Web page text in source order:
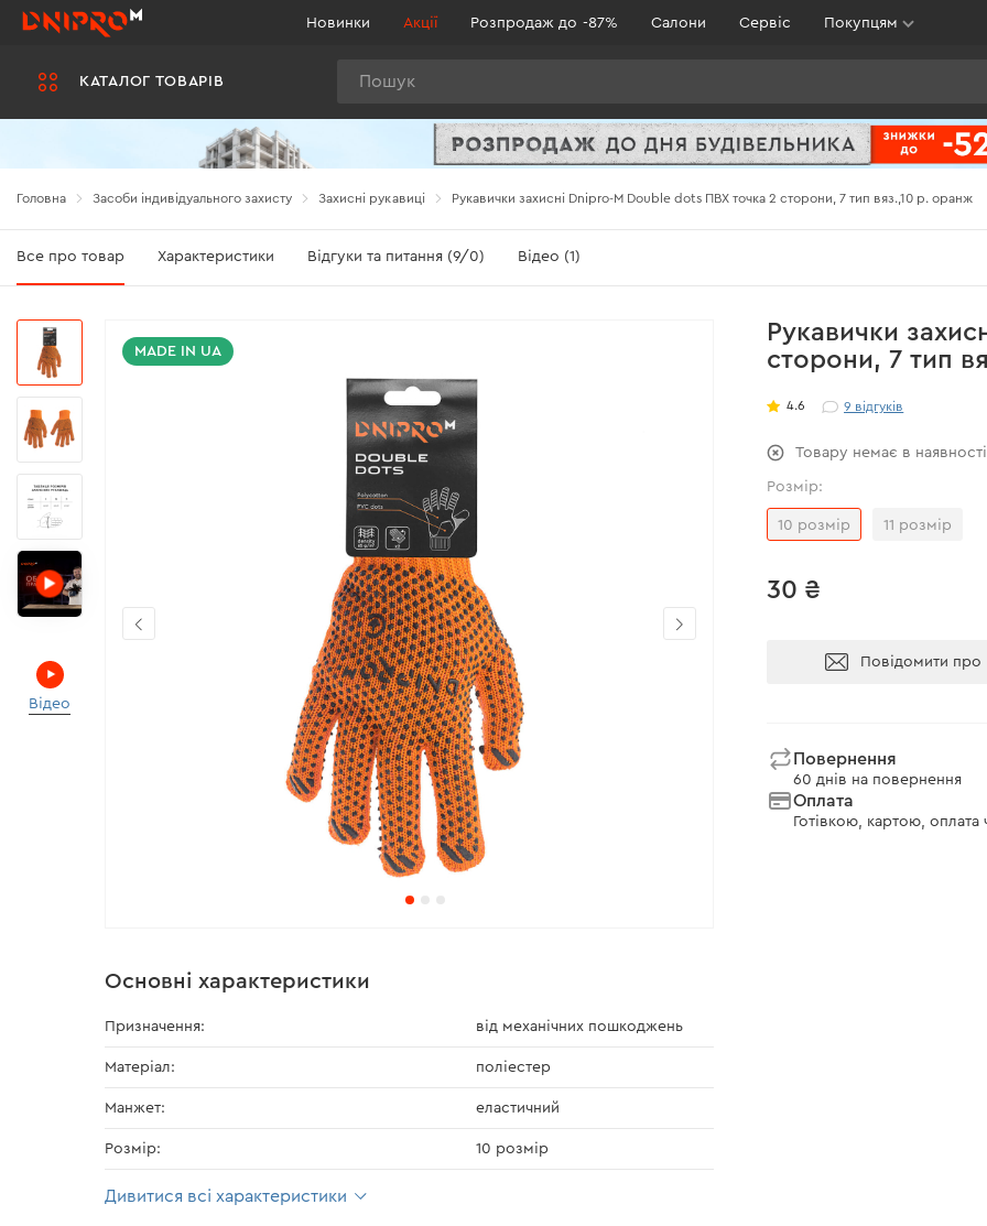
КАТАЛОГ ТОВАРІВ
Новинки Акції Розпродаж до -87% Салони Сервіс Покупцям
Головна Засоби індивідуального захисту Захисні рукавиці Рукавички захисні Dnipro-M Double dots ПВХ точка 2 сторони, 7 тип вяз.,10 р. оранж
Все про товар Характеристики Відгуки та питання (9/0) Відео (1)
Рукавички
сторони, 7 тип
4.6 9 відгуків
Товару немає в наявності
Розмір:
10 розмір 11 розмір
30 ₴
Повідомити про
Повернення
60 днів на повернення
Оплата
Готівкою, картою,
Відео
MADE IN UA
Основні характеристики
Призначення: від механічних пошкоджень
Матеріал: поліестер
Манжет: еластичний
Розмір: 10 розмір
Дивитися всі характеристики